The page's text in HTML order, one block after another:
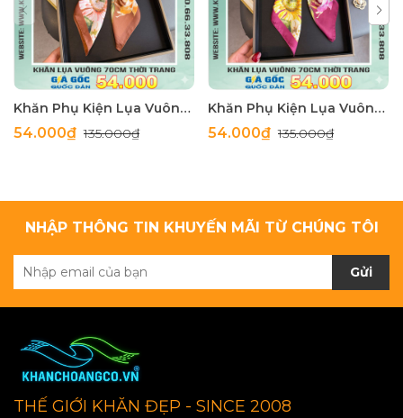
Khăn Phụ Kiện Lụa Vuông 70cm - Thế Giới Khăn Đẹp C1062_4
54.000₫135.000₫
Khăn Phụ Kiện Lụa Vuông 70cm - Thế Giới Khăn Đẹp C1062_3
54.000₫135.000₫
NHẬP THÔNG TIN KHUYẾN MÃI TỪ CHÚNG TÔI
Gửi
THẾ GIỚI KHĂN ĐẸP - SINCE 2008